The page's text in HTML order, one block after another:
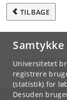
Universitetet
registrere
(statistik) for
Desuden
TILBAGE
Hvis du har